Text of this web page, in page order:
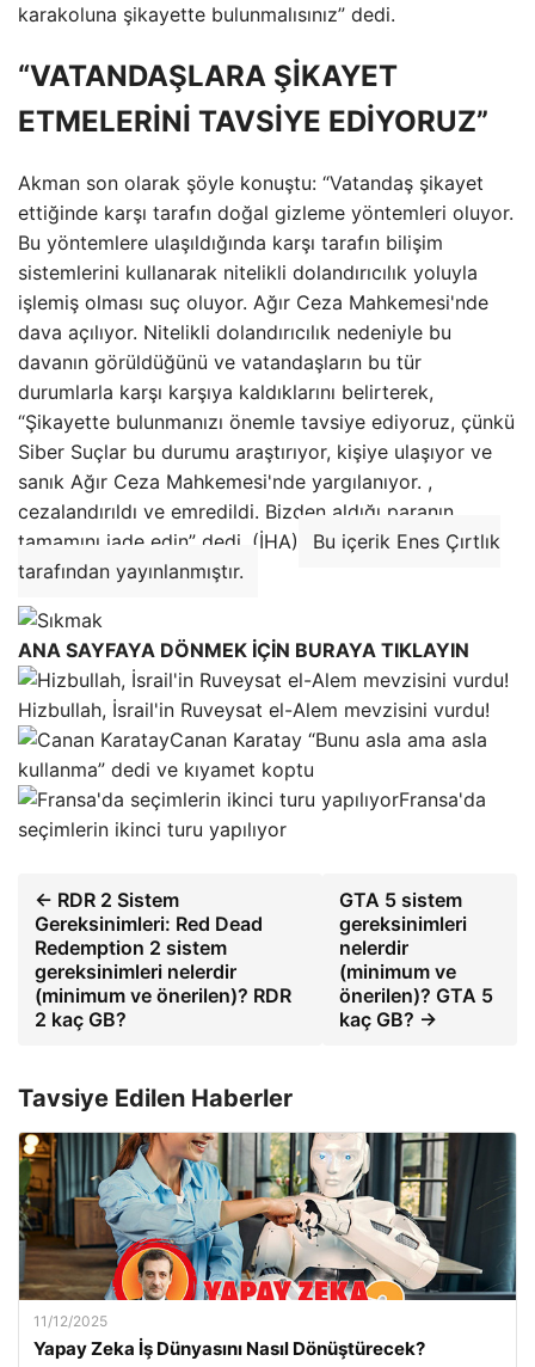
karakoluna şikayette bulunmalısınız” dedi.
“VATANDAŞLARA ŞİKAYET
ETMELERİNİ TAVSİYE EDİYORUZ”
Akman son olarak şöyle konuştu: “Vatandaş şikayet
ettiğinde karşı tarafın doğal gizleme yöntemleri oluyor.
Bu yöntemlere ulaşıldığında karşı tarafın bilişim
sistemlerini kullanarak nitelikli dolandırıcılık yoluyla
işlemiş olması suç oluyor. Ağır Ceza Mahkemesi'nde
dava açılıyor. Nitelikli dolandırıcılık nedeniyle bu
davanın görüldüğünü ve vatandaşların bu tür
durumlarla karşı karşıya kaldıklarını belirterek,
“Şikayette bulunmanızı önemle tavsiye ediyoruz, çünkü
Siber Suçlar bu durumu araştırıyor, kişiye ulaşıyor ve
sanık Ağır Ceza Mahkemesi'nde yargılanıyor. ,
cezalandırıldı ve emredildi. Bizden aldığı paranın
tamamını iade edin” dedi. (İHA)
Bu içerik Enes Çırtlık
tarafından yayınlanmıştır.
ANA SAYFAYA DÖNMEK İÇİN BURAYA TIKLAYIN
Hizbullah, İsrail'in Ruveysat el-Alem mevzisini vurdu!
Canan Karatay “Bunu asla ama asla
kullanma” dedi ve kıyamet koptu
Fransa'da
seçimlerin ikinci turu yapılıyor
← RDR 2 Sistem
Gereksinimleri: Red Dead
Redemption 2 sistem
gereksinimleri nelerdir
(minimum ve önerilen)? RDR
2 kaç GB?
GTA 5 sistem
gereksinimleri
nelerdir
(minimum ve
önerilen)? GTA 5
kaç GB? →
Tavsiye Edilen Haberler
11/12/2025
Yapay Zeka İş Dünyasını Nasıl Dönüştürecek?